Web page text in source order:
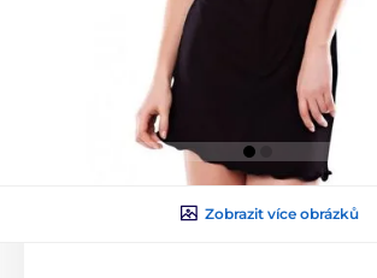
Zobrazit více obrázků